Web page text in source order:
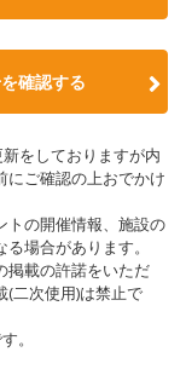
確認する
をしておりますが内
にご確認の上おでかけ
の開催情報、施設の
場合があります。
掲載の許諾をいただ
(二次使用)は禁止で
。